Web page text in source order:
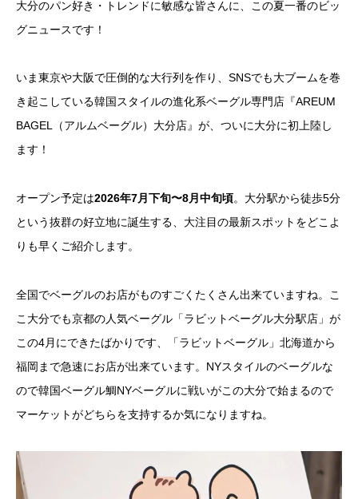
大分のパン好き・トレンドに敏感な皆さんに、この夏一番のビッ
グニュースです！
いま東京や大阪で圧倒的な大行列を作り、SNSでも大ブームを巻
き起こしている韓国スタイルの進化系ベーグル専門店『AREUM
BAGEL（アルムベーグル）大分店』が、ついに大分に初上陸し
ます！
オープン予定は2026年7月下旬〜8月中旬頃。大分駅から徒歩5分
という抜群の好立地に誕生する、大注目の最新スポットをどこよ
りも早くご紹介します。
全国でベーグルのお店がものすごくたくさん出来ていますね。こ
こ大分でも京都の人気ベーグル「ラビットベーグル大分駅店」が
この4月にできたばかりです、「ラビットベーグル」北海道から
福岡まで急速にお店が出来ています。NYスタイルのベーグルな
ので韓国ベーグル鯛NYベーグルに戦いがこの大分で始まるので
マーケットがどちらを支持するか気になりますね。